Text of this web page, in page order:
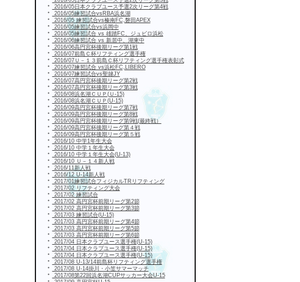
・ 2016/05日本クラブユース予選2次リーグ第4戦
・ 2016/05練習試合vsRBA浜名湖
・ 2016/05 練習試合vs榛南FC,磐田APEX
・ 2016/05練習試合vs浜岡中
・ 2016/05練習試合 vs 雄踏FC、ジュビロ浜松
・ 2016/06練習試合 vs 新居中、湖東中
・ 2016/06高円宮杯後期リーグ第1戦
・ 2016/07前島Ｃ杯リフティング選手権
・ 2016/07Ｕ－１３前島Ｃ杯リフティング選手権表彰式
・ 2016/07練習試合 vs浜松FC,LIBERO
・ 2016/07練習試合vs聖隷JY
・ 2016/07高円宮杯後期リーグ第2戦
・ 2016/07高円宮杯後期リーグ第3戦
・ 2016/08浜名湖ＣＵＰ(Ｕ-15)
・ 2016/08浜名湖ＣＵＰ(U-15)
・ 2016/09高円宮杯後期リーグ第7戦
・ 2016/09高円宮杯後期リーグ第8戦
・ 2016/09高円宮杯後期リーグ第9戦(最終戦）
・ 2016/09高円宮杯後期リーグ第４戦
・ 2016/09高円宮杯後期リーグ第５戦
・ 2016/10 中学1年生大会
・ 2016/10 中学１年生大会
・ 2016/10 中学１年生大会(U-13)
・ 2016/10 Ｕ－１４新人戦
・ 2016/11新人戦
・ 2016/12 U-14新人戦
・ 2017/01練習試合フィジカルTRリフティング
・ 2017/02 リフティング大会
・ 2017/02 練習試合
・ 2017/02 高円宮杯前期リーグ第2節
・ 2017/02 高円宮杯前期リーグ第3節
・ 2017/03 練習試合(U-15)
・ 2017/03 高円宮杯前期リーグ第4節
・ 2017/03 高円宮杯前期リーグ第5節
・ 2017/03 高円宮杯前期リーグ第6節
・ 2017/04 日本クラブユース選手権(U-15)
・ 2017/04 日本クラブユース選手権(U-15)
・ 2017/04 日本クラブユース選手権(U-15)
・ 2017/08 U-13/14前島杯リフティング選手権
・ 2017/08 U-14掛川・小笠サマーマッチ
・ 2017/08第22回浜名湖CUPサッカー大会U-15